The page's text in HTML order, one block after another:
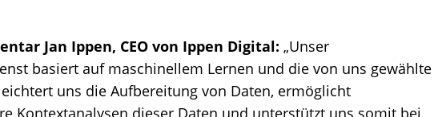
Jan Ippen, CEO von Ippen Digital: „Unser
basiert auf maschinellem Lernen und die von uns gewählte
uns die Aufbereitung von Daten, ermöglicht